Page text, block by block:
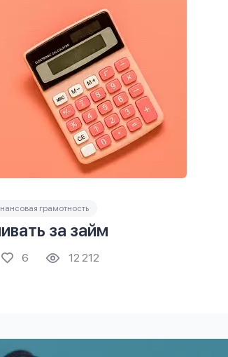
грамотность
за займ
6 12 212